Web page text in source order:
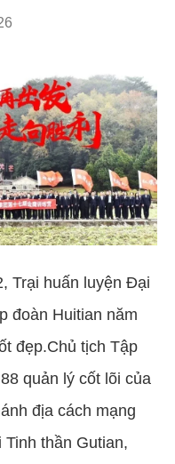
Trại huấn luyện Đại
đoàn Huitian năm
đẹp.Chủ tịch Tập
quản lý cốt lõi của
địa cách mạng
thần Gutian,